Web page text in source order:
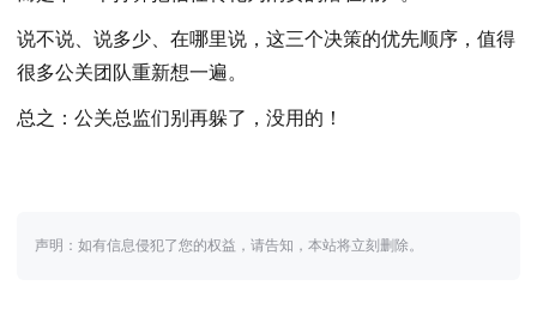
说不说、说多少、在哪里说，这三个决策的优先顺序，值得
很多公关团队重新想一遍。
总之：公关总监们别再躲了，没用的！
声明：如有信息侵犯了您的权益，请告知，本站将立刻删除。